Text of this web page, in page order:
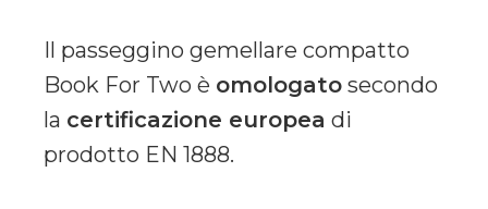
Il passeggino gemellare compatto
Book For Two è omologato secondo
la certificazione europea di
prodotto EN 1888.